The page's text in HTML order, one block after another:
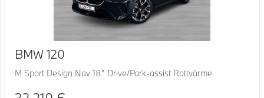
BMW 120
M Sport Design Nav 18" Drive/Park-assist Rattvärme